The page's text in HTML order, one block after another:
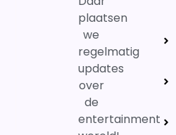
plaatsen
we
regelmatig
updates
over
de
entertainment